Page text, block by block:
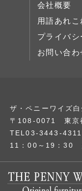
会社概要
用語あれこ
プライバ
お問い合わ
ザ・ペニーワイズ
〒108-0071 東京
TEL03-3443-
11：00～19：30